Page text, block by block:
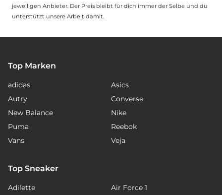
jeweiligen Anbieter. Der Preis bleibt für dich immer der Selbe und du
unterstützt unsere Arbeit damit.
Top Marken
adidas
Asics
Autry
Converse
New Balance
Nike
Puma
Reebok
Vans
Veja
Top Sneaker
Adilette
Air Force 1